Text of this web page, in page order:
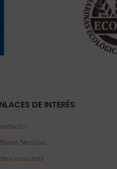
DE INTERÉS
Noticias
nosotros